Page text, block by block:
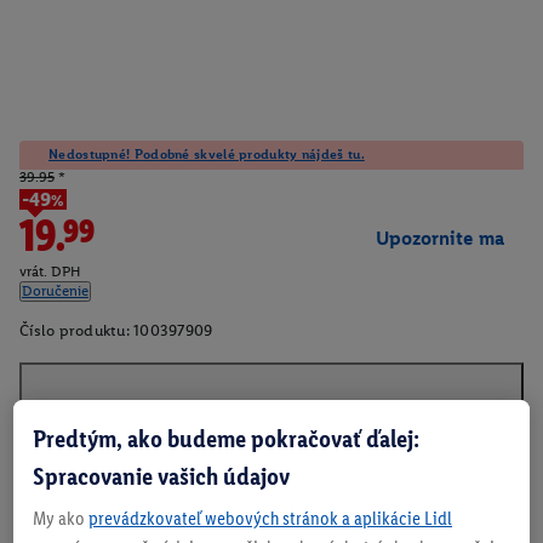
Nedostupné! Podobné skvelé produkty nájdeš tu.
39.95 *
-49%
19.99
vrát. DPH
Doručenie
Upozornite ma
Číslo produktu: 100397909
Predtým, ako budeme pokračovať ďalej:
Spracovanie vašich údajov
My ako prevádzkovateľ webových stránok a aplikácie Lidl